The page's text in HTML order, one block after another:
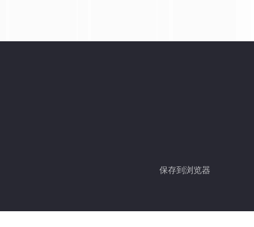
保存到浏览器